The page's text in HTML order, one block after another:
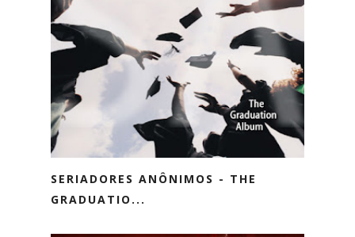
SERIADORES ANÔNIMOS - THE
GRADUATIO...